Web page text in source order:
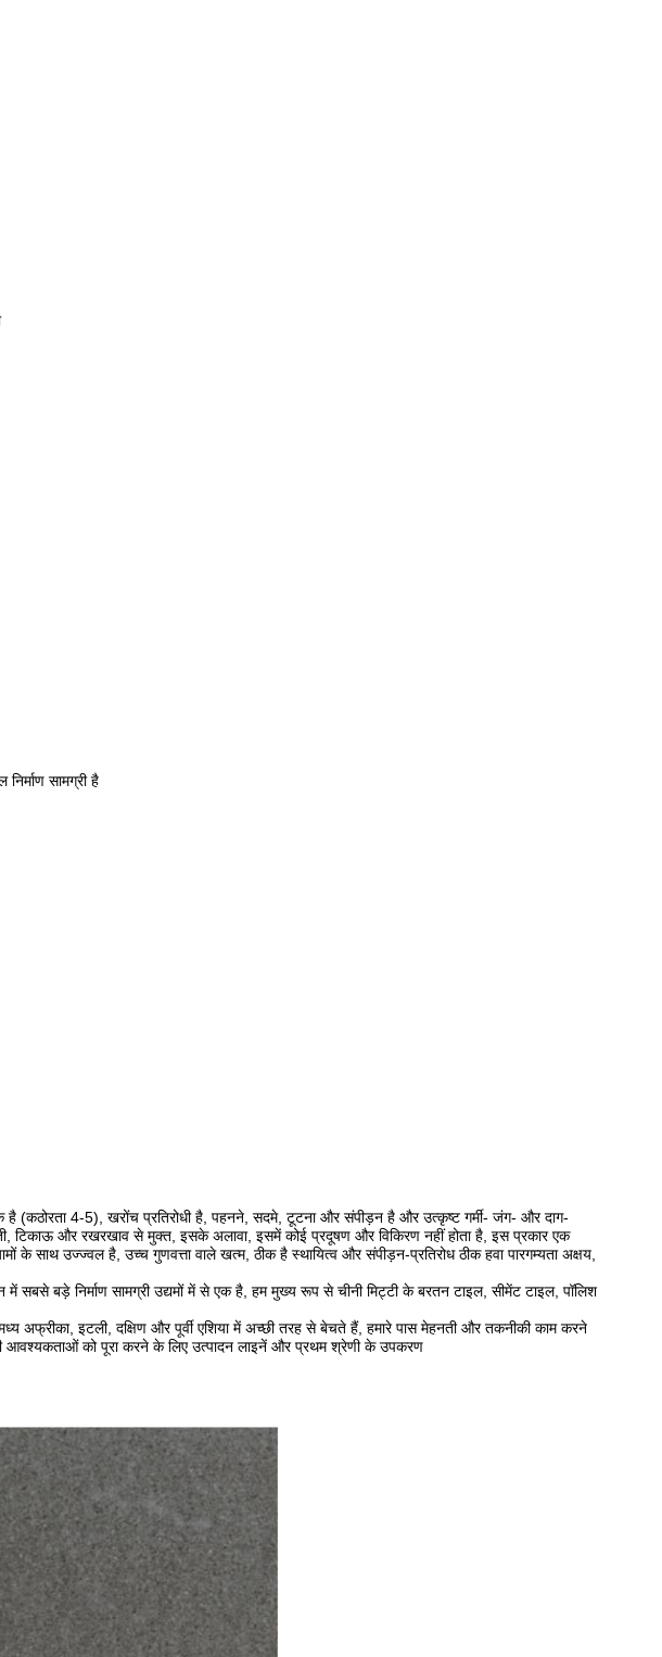
सामग्री है
है (कठोरता 4-5), खरोंच प्रतिरोधी है, पहनने, सदमे, टूटना और संपीड़न है और उत्कृष्ट गर्मी- जंग- और दाग-
टिकाऊ और रखरखाव से मुक्त, इसके अलावा, इसमें कोई प्रदूषण और विकिरण नहीं होता है, इस प्रकार एक
के साथ उज्ज्वल है, उच्च गुणवत्ता वाले खत्म, ठीक है स्थायित्व और संपीड़न-प्रतिरोध ठीक हवा पारगम्यता अक्षय,
में सबसे बड़े निर्माण सामग्री उद्यमों में से एक है, हम मुख्य रूप से चीनी मिट्टी के बरतन टाइल, सीमेंट टाइल, पॉलिश
अफ्रीका, इटली, दक्षिण और पूर्वी एशिया में अच्छी तरह से बेचते हैं, हमारे पास मेहनती और तकनीकी काम करने
आवश्यकताओं को पूरा करने के लिए उत्पादन लाइनें और प्रथम श्रेणी के उपकरण